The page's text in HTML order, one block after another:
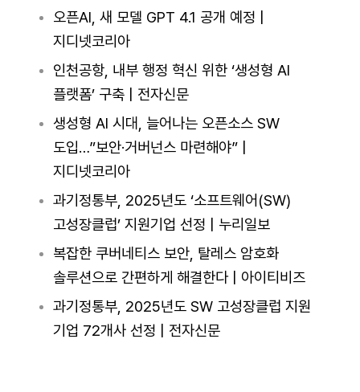
오픈AI, 새 모델 GPT 4.1 공개 예정 |
지디넷코리아
인천공항, 내부 행정 혁신 위한 ‘생성형 AI
플랫폼’ 구축 | 전자신문
생성형 AI 시대, 늘어나는 오픈소스 SW
도입…”보안·거버넌스 마련해야” |
지디넷코리아
과기정통부, 2025년도 ‘소프트웨어(SW)
고성장클럽’ 지원기업 선정 | 누리일보
복잡한 쿠버네티스 보안, 탈레스 암호화
솔루션으로 간편하게 해결한다 | 아이티비즈
과기정통부, 2025년도 SW 고성장클럽 지원
기업 72개사 선정 | 전자신문